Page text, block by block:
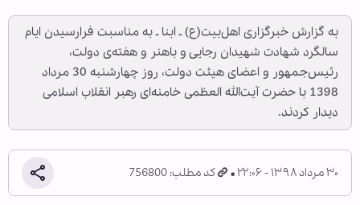
به گزارش خبرگزاری اهل‌بیت(ع) ـ ابنا ـ به مناسبت فرارسیدن ایام
سالگرد شهادت شهیدان رجایی و باهنر و هفته‌ی دولت،
رئیس‌جمهور و اعضای هیئت دولت، روز چهارشنبه 30 مرداد
1398 با حضرت آیت‌الله العظمی خامنه‌ای رهبر انقلاب اسلامی
دیدار کردند.
۳۰ مرداد ۱۳۹۸ - ۲۲:۰۶ کد مطلب: 756800